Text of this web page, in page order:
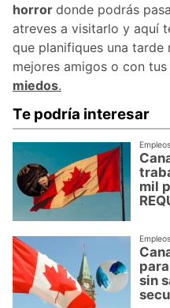
horror donde podrás
atreves a visitarlo y aquí
que planifiques una
mejores amigos o con
miedos.
Te podría interesar
mil
sin